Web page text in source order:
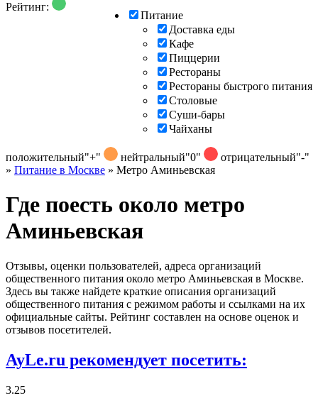
Питание
Доставка еды
Кафе
Пиццерии
Рестораны
Рестораны быстрого питания
Столовые
Суши-бары
Чайханы
Рейтинг:
положительный"+" нейтральный"0" отрицательный"-"
» Питание в Москве » Метро Аминьевская
Где поесть около метро
Аминьевская
Отзывы, оценки пользователей, адреса организаций
общественного питания около метро Аминьевская в Москве.
Здесь вы также найдете краткие описания организаций
общественного питания с режимом работы и ссылками на их
официальные сайты. Рейтинг составлен на основе оценок и
отзывов посетителей.
AyLe.ru рекомендует посетить:
3.25